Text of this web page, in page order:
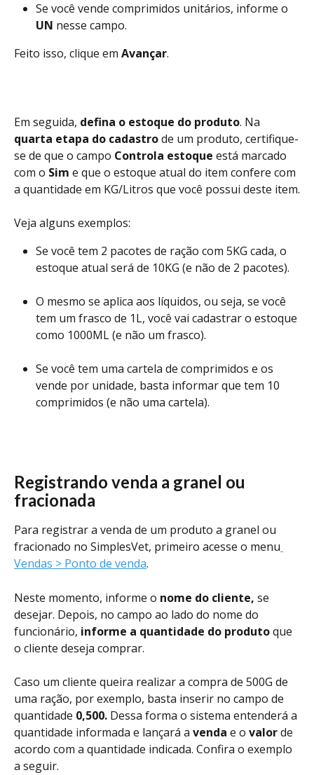
Se você vende comprimidos unitários, informe o
UN nesse campo.
Feito isso, clique em Avançar.
Em seguida, defina o estoque do produto. Na
quarta etapa do cadastro de um produto, certifique-
se de que o campo Controla estoque está marcado
com o Sim e que o estoque atual do item confere com
a quantidade em KG/Litros que você possui deste item.
Veja alguns exemplos:
Se você tem 2 pacotes de ração com 5KG cada, o
estoque atual será de 10KG (e não de 2 pacotes).
O mesmo se aplica aos líquidos, ou seja, se você
tem um frasco de 1L, você vai cadastrar o estoque
como 1000ML (e não um frasco).
Se você tem uma cartela de comprimidos e os
vende por unidade, basta informar que tem 10
comprimidos (e não uma cartela).
Registrando venda a granel ou
fracionada
Para registrar a venda de um produto a granel ou
fracionado no SimplesVet, primeiro acesse o menu
Vendas > Ponto de venda.
Neste momento, informe o nome do cliente, se
desejar. Depois, no campo ao lado do nome do
funcionário, informe a quantidade do produto que
o cliente deseja comprar.
Caso um cliente queira realizar a compra de 500G de
uma ração, por exemplo, basta inserir no campo de
quantidade 0,500. Dessa forma o sistema entenderá a
quantidade informada e lançará a venda e o valor de
acordo com a quantidade indicada. Confira o exemplo
a seguir.